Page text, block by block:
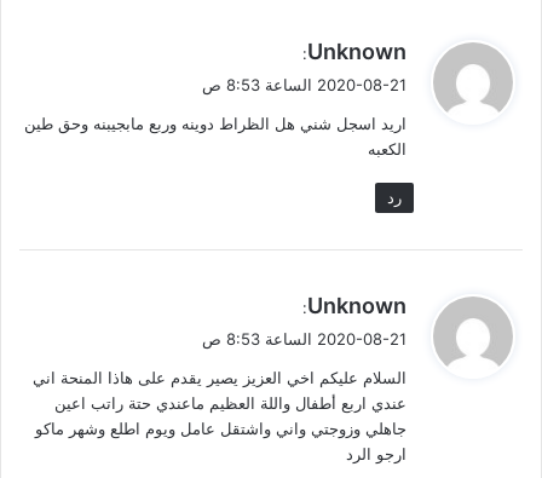
ي
ل
Unknown
:
2020-08-21 الساعة 8:53 ص
اريد اسجل شني هل الظراط دوينه وربع مابجيبنه وحق طين
الكعبه
رد
ي
ل
Unknown
:
2020-08-21 الساعة 8:53 ص
السلام عليكم اخي العزيز يصير يقدم على هاذا المنحة اني
عندي اربع أطفال واللة العظيم ماعندي حتة راتب اعين
جاهلي وزوجتي واني واشتقل عامل ويوم اطلع وشهر ماكو
ارجو الرد